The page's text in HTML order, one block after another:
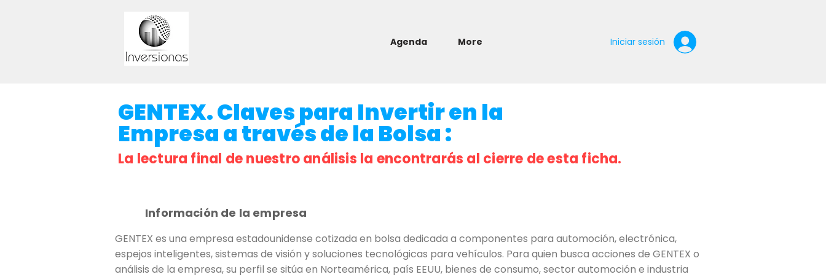
Agenda More Iniciar sesión
GENTEX. Claves para Invertir en la
Empresa a través de la Bolsa :
La lectura final de nuestro análisis la encontrarás al cierre de esta ficha.
Información de la empresa
GENTEX es una empresa estadounidense cotizada en bolsa dedicada a componentes para automoción, electrónica,
espejos inteligentes, sistemas de visión y soluciones tecnológicas para vehículos. Para quien busca acciones de GENTEX o
análisis de la empresa, su perfil se sitúa en Norteamérica, país EEUU, bienes de consumo, sector automoción e industria